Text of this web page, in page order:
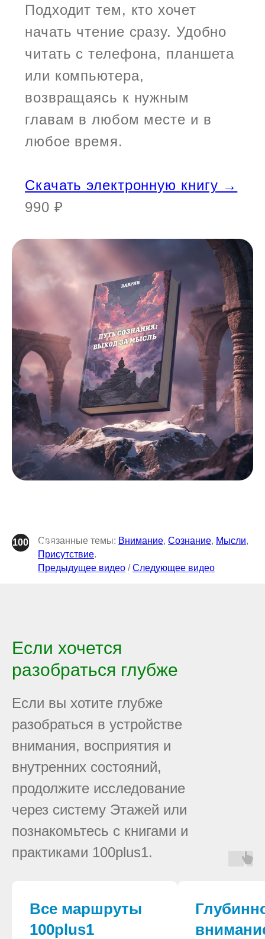
Подходит тем, кто хочет
начать чтение сразу. Удобно
читать с телефона, планшета
или компьютера,
возвращаясь к нужным
главам в любом месте и в
любое время.
Скачать электронную книгу →
990 ₽
100plus1Связанные темы: Внимание, Сознание, Мысли,
Присутствие.
Предыдущее видео /Следующее видео
Если хочется
разобраться глубже
Если вы хотите глубже
разобраться в устройстве
внимания, восприятия и
внутренних состояний,
продолжите исследование
через систему Этажей или
познакомьтесь с книгами и
практиками 100plus1.
Все маршруты
100plus1